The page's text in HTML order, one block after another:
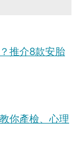
推介8款安胎
你產檢、心理